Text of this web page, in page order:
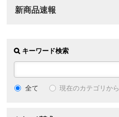
新商品速報
キーワード検索
全て 現在のカテゴリから